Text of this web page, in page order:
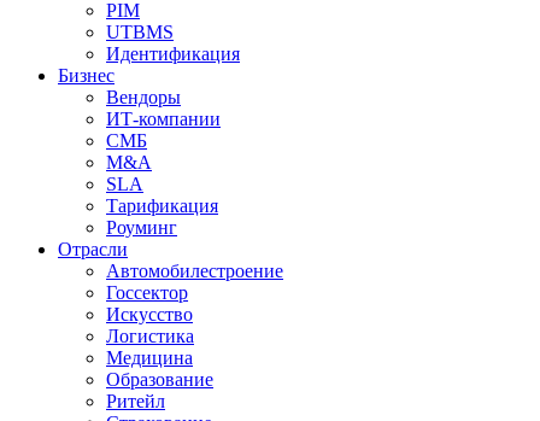
PIM
UTBMS
Идентификация
Бизнес
Вендоры
ИТ-компании
СМБ
M&A
SLA
Тарификация
Роуминг
Отрасли
Автомобилестроение
Госсектор
Искусство
Логистика
Медицина
Образование
Ритейл